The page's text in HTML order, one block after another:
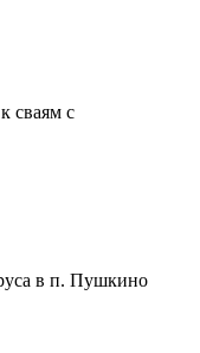
сваям с
в п. Пушкино